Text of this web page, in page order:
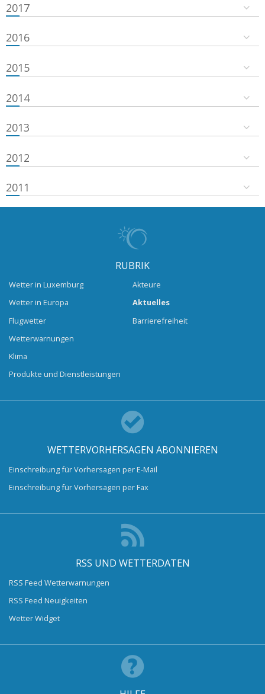
2017
2016
2015
2014
2013
2012
2011
RUBRIK
Wetter in Luxemburg
Wetter in Europa
Flugwetter
Wetterwarnungen
Klima
Produkte und Dienstleistungen
Akteure
Aktuelles
Barrierefreiheit
WETTERVORHERSAGEN ABONNIEREN
Einschreibung für Vorhersagen per E-Mail
Einschreibung für Vorhersagen per Fax
RSS UND WETTERDATEN
RSS Feed Wetterwarnungen
RSS Feed Neuigkeiten
Wetter Widget